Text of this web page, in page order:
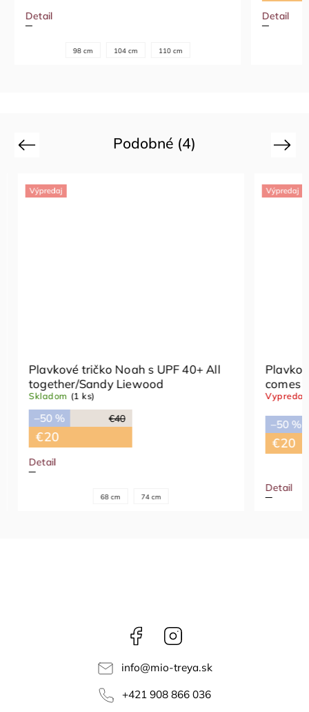
Detail
98 cm 104 cm 110 cm
Detail
Podobné (4)
Previous
Výpredaj
Plavkové tričko Noah s UPF 40+ All
together/Sandy Liewood
Skladom (1 ks)
€40
–50 %
€20
Detail
68 cm 74 cm
Výpredaj
comes
–50 %
€20
Detail
Next
Facebook
info@mio-treya.sk
+421 908 866 036